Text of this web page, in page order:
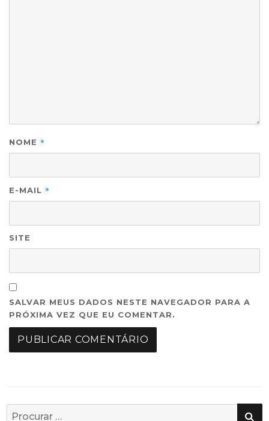
NOME *
E-MAIL *
SITE
SALVAR MEUS DADOS NESTE NAVEGADOR PARA A
PRÓXIMA VEZ QUE EU COMENTAR.
Busca